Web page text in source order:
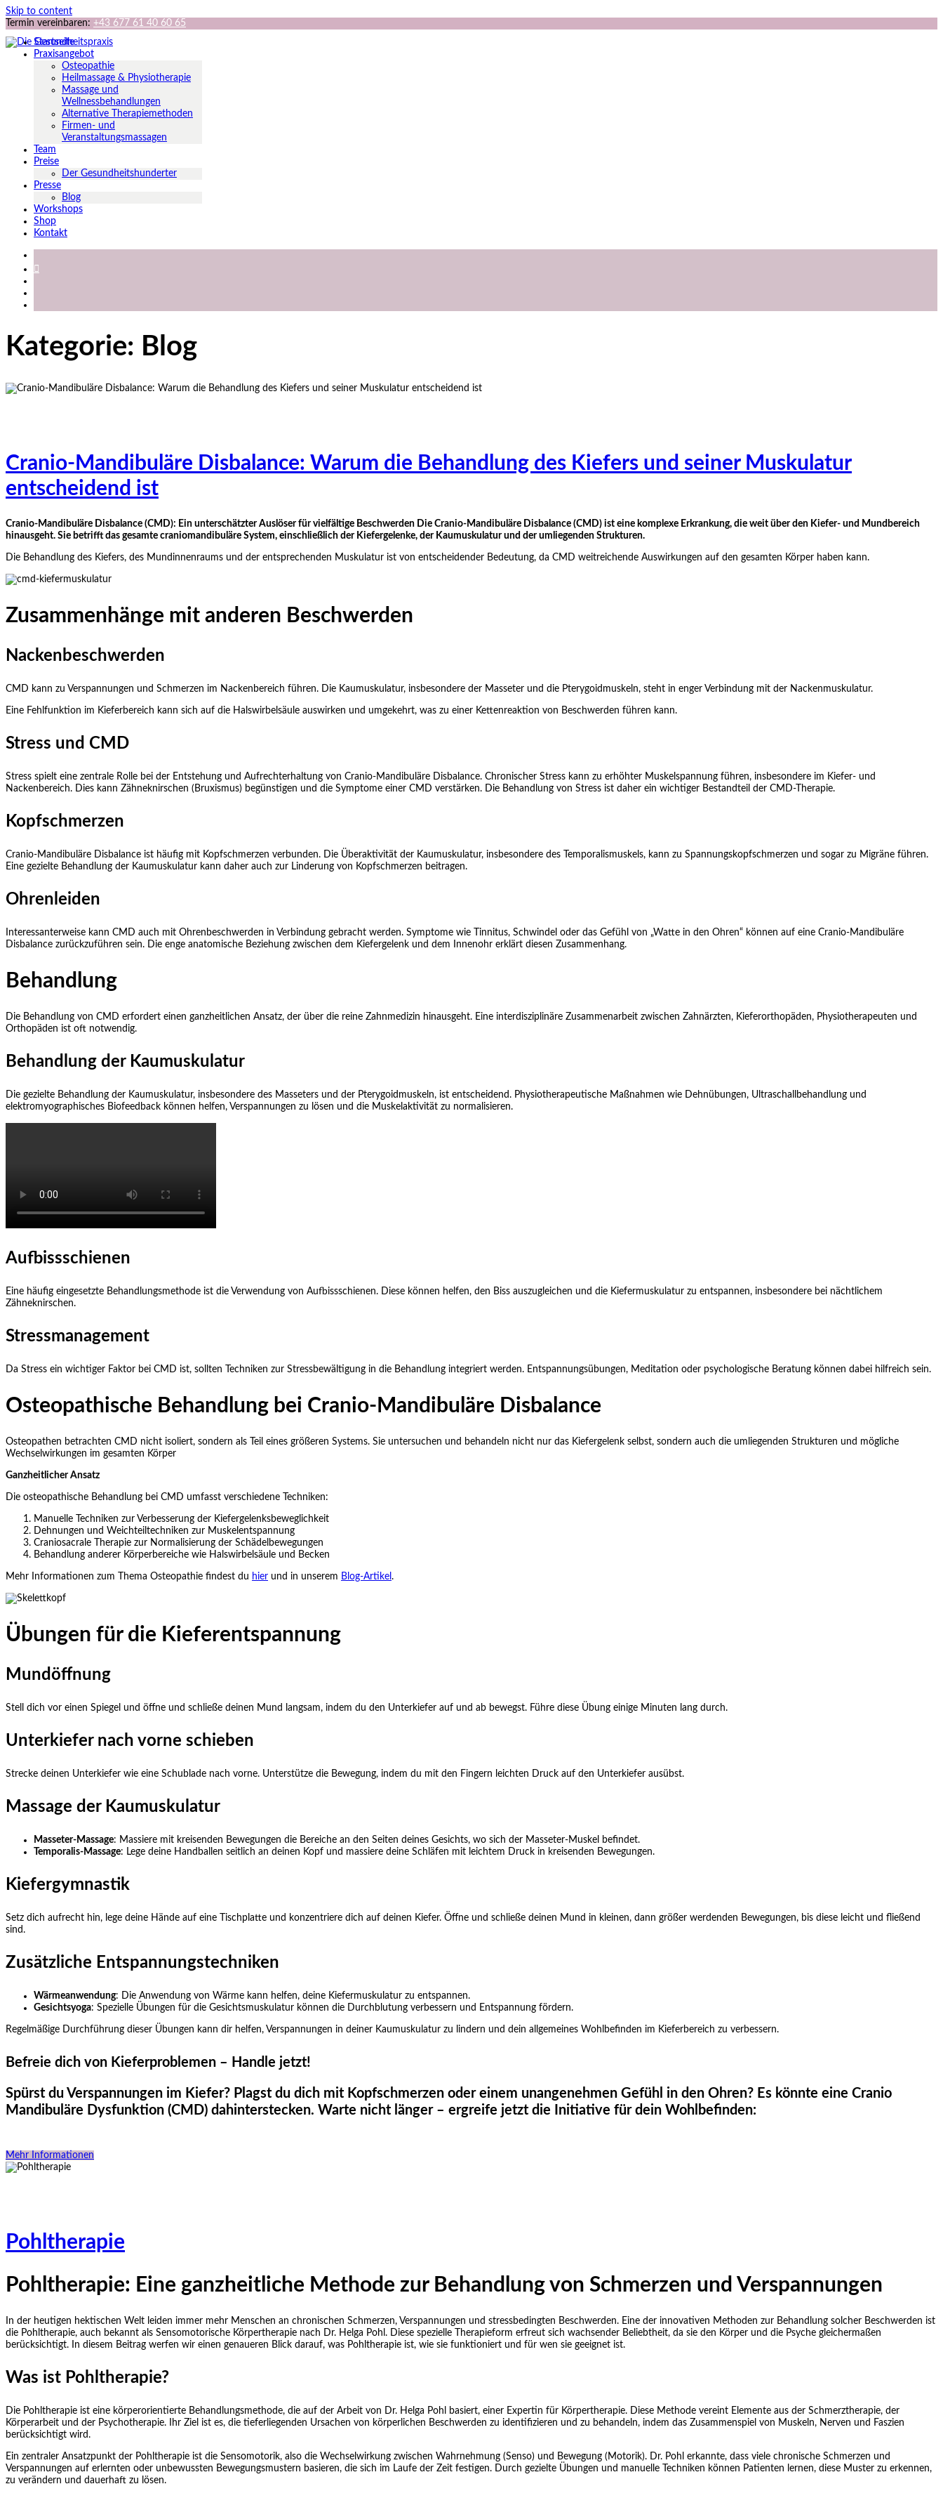
Skip to content
Termin vereinbaren: +43 677 61 40 60 65
Startseite
Praxisangebot
Osteopathie
Heilmassage & Physiotherapie
Massage und
Wellnessbehandlungen
Alternative Therapiemethoden
Firmen- und
Veranstaltungsmassagen
Team
Preise
Der Gesundheitshunderter
Presse
Blog
Workshops
Shop
Kontakt
Kategorie: Blog
Cranio-Mandibuläre Disbalance: Warum die Behandlung des Kiefers und seiner Muskulatur
entscheidend ist
Cranio-Mandibuläre Disbalance (CMD): Ein unterschätzter Auslöser für vielfältige Beschwerden Die Cranio-Mandibuläre Disbalance (CMD) ist eine komplexe Erkrankung, die weit über den Kiefer- und Mundbereich
hinausgeht. Sie betrifft das gesamte craniomandibuläre System, einschließlich der Kiefergelenke, der Kaumuskulatur und der umliegenden Strukturen.
Die Behandlung des Kiefers, des Mundinnenraums und der entsprechenden Muskulatur ist von entscheidender Bedeutung, da CMD weitreichende Auswirkungen auf den gesamten Körper haben kann.
Zusammenhänge mit anderen Beschwerden
Nackenbeschwerden
CMD kann zu Verspannungen und Schmerzen im Nackenbereich führen. Die Kaumuskulatur, insbesondere der Masseter und die Pterygoidmuskeln, steht in enger Verbindung mit der Nackenmuskulatur.
Eine Fehlfunktion im Kieferbereich kann sich auf die Halswirbelsäule auswirken und umgekehrt, was zu einer Kettenreaktion von Beschwerden führen kann.
Stress und CMD
Stress spielt eine zentrale Rolle bei der Entstehung und Aufrechterhaltung von Cranio-Mandibuläre Disbalance. Chronischer Stress kann zu erhöhter Muskelspannung führen, insbesondere im Kiefer- und
Nackenbereich. Dies kann Zähneknirschen (Bruxismus) begünstigen und die Symptome einer CMD verstärken. Die Behandlung von Stress ist daher ein wichtiger Bestandteil der CMD-Therapie.
Kopfschmerzen
Cranio-Mandibuläre Disbalance ist häufig mit Kopfschmerzen verbunden. Die Überaktivität der Kaumuskulatur, insbesondere des Temporalismuskels, kann zu Spannungskopfschmerzen und sogar zu Migräne führen.
Eine gezielte Behandlung der Kaumuskulatur kann daher auch zur Linderung von Kopfschmerzen beitragen.
Ohrenleiden
Interessanterweise kann CMD auch mit Ohrenbeschwerden in Verbindung gebracht werden. Symptome wie Tinnitus, Schwindel oder das Gefühl von „Watte in den Ohren“ können auf eine Cranio-Mandibuläre
Disbalance zurückzuführen sein. Die enge anatomische Beziehung zwischen dem Kiefergelenk und dem Innenohr erklärt diesen Zusammenhang.
Behandlung
Die Behandlung von CMD erfordert einen ganzheitlichen Ansatz, der über die reine Zahnmedizin hinausgeht. Eine interdisziplinäre Zusammenarbeit zwischen Zahnärzten, Kieferorthopäden, Physiotherapeuten und
Orthopäden ist oft notwendig.
Behandlung der Kaumuskulatur
Die gezielte Behandlung der Kaumuskulatur, insbesondere des Masseters und der Pterygoidmuskeln, ist entscheidend. Physiotherapeutische Maßnahmen wie Dehnübungen, Ultraschallbehandlung und
elektromyographisches Biofeedback können helfen, Verspannungen zu lösen und die Muskelaktivität zu normalisieren.
Aufbissschienen
Eine häufig eingesetzte Behandlungsmethode ist die Verwendung von Aufbissschienen. Diese können helfen, den Biss auszugleichen und die Kiefermuskulatur zu entspannen, insbesondere bei nächtlichem
Zähneknirschen.
Stressmanagement
Da Stress ein wichtiger Faktor bei CMD ist, sollten Techniken zur Stressbewältigung in die Behandlung integriert werden. Entspannungsübungen, Meditation oder psychologische Beratung können dabei hilfreich sein.
Osteopathische Behandlung bei Cranio-Mandibuläre Disbalance
Osteopathen betrachten CMD nicht isoliert, sondern als Teil eines größeren Systems. Sie untersuchen und behandeln nicht nur das Kiefergelenk selbst, sondern auch die umliegenden Strukturen und mögliche
Wechselwirkungen im gesamten Körper
Ganzheitlicher Ansatz
Die osteopathische Behandlung bei CMD umfasst verschiedene Techniken:
Manuelle Techniken zur Verbesserung der Kiefergelenksbeweglichkeit
Dehnungen und Weichteiltechniken zur Muskelentspannung
Craniosacrale Therapie zur Normalisierung der Schädelbewegungen
Behandlung anderer Körperbereiche wie Halswirbelsäule und Becken
Mehr Informationen zum Thema Osteopathie findest du hier und in unserem Blog-Artikel .
Übungen für die Kieferentspannung
Mundöffnung
Stell dich vor einen Spiegel und öffne und schließe deinen Mund langsam, indem du den Unterkiefer auf und ab bewegst. Führe diese Übung einige Minuten lang durch.
Unterkiefer nach vorne schieben
Strecke deinen Unterkiefer wie eine Schublade nach vorne. Unterstütze die Bewegung, indem du mit den Fingern leichten Druck auf den Unterkiefer ausübst.
Massage der Kaumuskulatur
Masseter-Massage: Massiere mit kreisenden Bewegungen die Bereiche an den Seiten deines Gesichts, wo sich der Masseter-Muskel befindet.
Temporalis-Massage: Lege deine Handballen seitlich an deinen Kopf und massiere deine Schläfen mit leichtem Druck in kreisenden Bewegungen.
Kiefergymnastik
Setz dich aufrecht hin, lege deine Hände auf eine Tischplatte und konzentriere dich auf deinen Kiefer. Öffne und schließe deinen Mund in kleinen, dann größer werdenden Bewegungen, bis diese leicht und fließend
sind.
Zusätzliche Entspannungstechniken
Wärmeanwendung: Die Anwendung von Wärme kann helfen, deine Kiefermuskulatur zu entspannen.
Gesichtsyoga: Spezielle Übungen für die Gesichtsmuskulatur können die Durchblutung verbessern und Entspannung fördern.
Regelmäßige Durchführung dieser Übungen kann dir helfen, Verspannungen in deiner Kaumuskulatur zu lindern und dein allgemeines Wohlbefinden im Kieferbereich zu verbessern.
Befreie dich von Kieferproblemen – Handle jetzt!
Spürst du Verspannungen im Kiefer? Plagst du dich mit Kopfschmerzen oder einem unangenehmen Gefühl in den Ohren? Es könnte eine Cranio
Mandibuläre Dysfunktion (CMD) dahinterstecken. Warte nicht länger – ergreife jetzt die Initiative für dein Wohlbefinden:
Mehr Informationen
Pohltherapie
Pohltherapie: Eine ganzheitliche Methode zur Behandlung von Schmerzen und Verspannungen
In der heutigen hektischen Welt leiden immer mehr Menschen an chronischen Schmerzen, Verspannungen und stressbedingten Beschwerden. Eine der innovativen Methoden zur Behandlung solcher Beschwerden ist
die Pohltherapie, auch bekannt als Sensomotorische Körpertherapie nach Dr. Helga Pohl. Diese spezielle Therapieform erfreut sich wachsender Beliebtheit, da sie den Körper und die Psyche gleichermaßen
berücksichtigt. In diesem Beitrag werfen wir einen genaueren Blick darauf, was Pohltherapie ist, wie sie funktioniert und für wen sie geeignet ist.
Was ist Pohltherapie?
Die Pohltherapie ist eine körperorientierte Behandlungsmethode, die auf der Arbeit von Dr. Helga Pohl basiert, einer Expertin für Körpertherapie. Diese Methode vereint Elemente aus der Schmerztherapie, der
Körperarbeit und der Psychotherapie. Ihr Ziel ist es, die tieferliegenden Ursachen von körperlichen Beschwerden zu identifizieren und zu behandeln, indem das Zusammenspiel von Muskeln, Nerven und Faszien
berücksichtigt wird.
Ein zentraler Ansatzpunkt der Pohltherapie ist die Sensomotorik, also die Wechselwirkung zwischen Wahrnehmung (Senso) und Bewegung (Motorik). Dr. Pohl erkannte, dass viele chronische Schmerzen und
Verspannungen auf erlernten oder unbewussten Bewegungsmustern basieren, die sich im Laufe der Zeit festigen. Durch gezielte Übungen und manuelle Techniken können Patienten lernen, diese Muster zu erkennen,
zu verändern und dauerhaft zu lösen.